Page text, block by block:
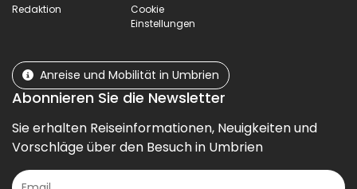
Redaktion
Cookie
Einstellungen
Anreise und Mobilität in Umbrien
Abonnieren Sie die Newsletter
Sie erhalten Reiseinformationen, Neuigkeiten und
Vorschläge über den Besuch in Umbrien